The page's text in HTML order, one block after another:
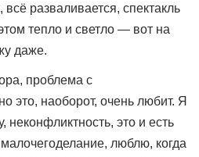
разваливается, спектакль
тепло и светло — вот на
даже.
проблема с
это, наоборот, очень любит. Я
неконфликтность, это и есть
люблю, когда